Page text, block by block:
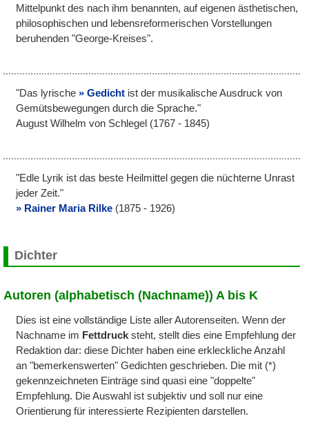
Mittelpunkt des nach ihm benannten, auf eigenen ästhetischen,
philosophischen und lebensreformerischen Vorstellungen
beruhenden "George-Kreises".
"Das lyrische Gedicht ist der musikalische Ausdruck von
Gemütsbewegungen durch die Sprache."
August Wilhelm von Schlegel (1767 - 1845)
"Edle Lyrik ist das beste Heilmittel gegen die nüchterne Unrast
jeder Zeit."
Rainer Maria Rilke (1875 - 1926)
Dichter
Autoren (alphabetisch (Nachname)) A bis K
Dies ist eine vollständige Liste aller Autorenseiten. Wenn der
Nachname im Fettdruck steht, stellt dies eine Empfehlung der
Redaktion dar: diese Dichter haben eine erkleckliche Anzahl
an "bemerkenswerten" Gedichten geschrieben. Die mit (*)
gekennzeichneten Einträge sind quasi eine "doppelte"
Empfehlung. Die Auswahl ist subjektiv und soll nur eine
Orientierung für interessierte Rezipienten darstellen.